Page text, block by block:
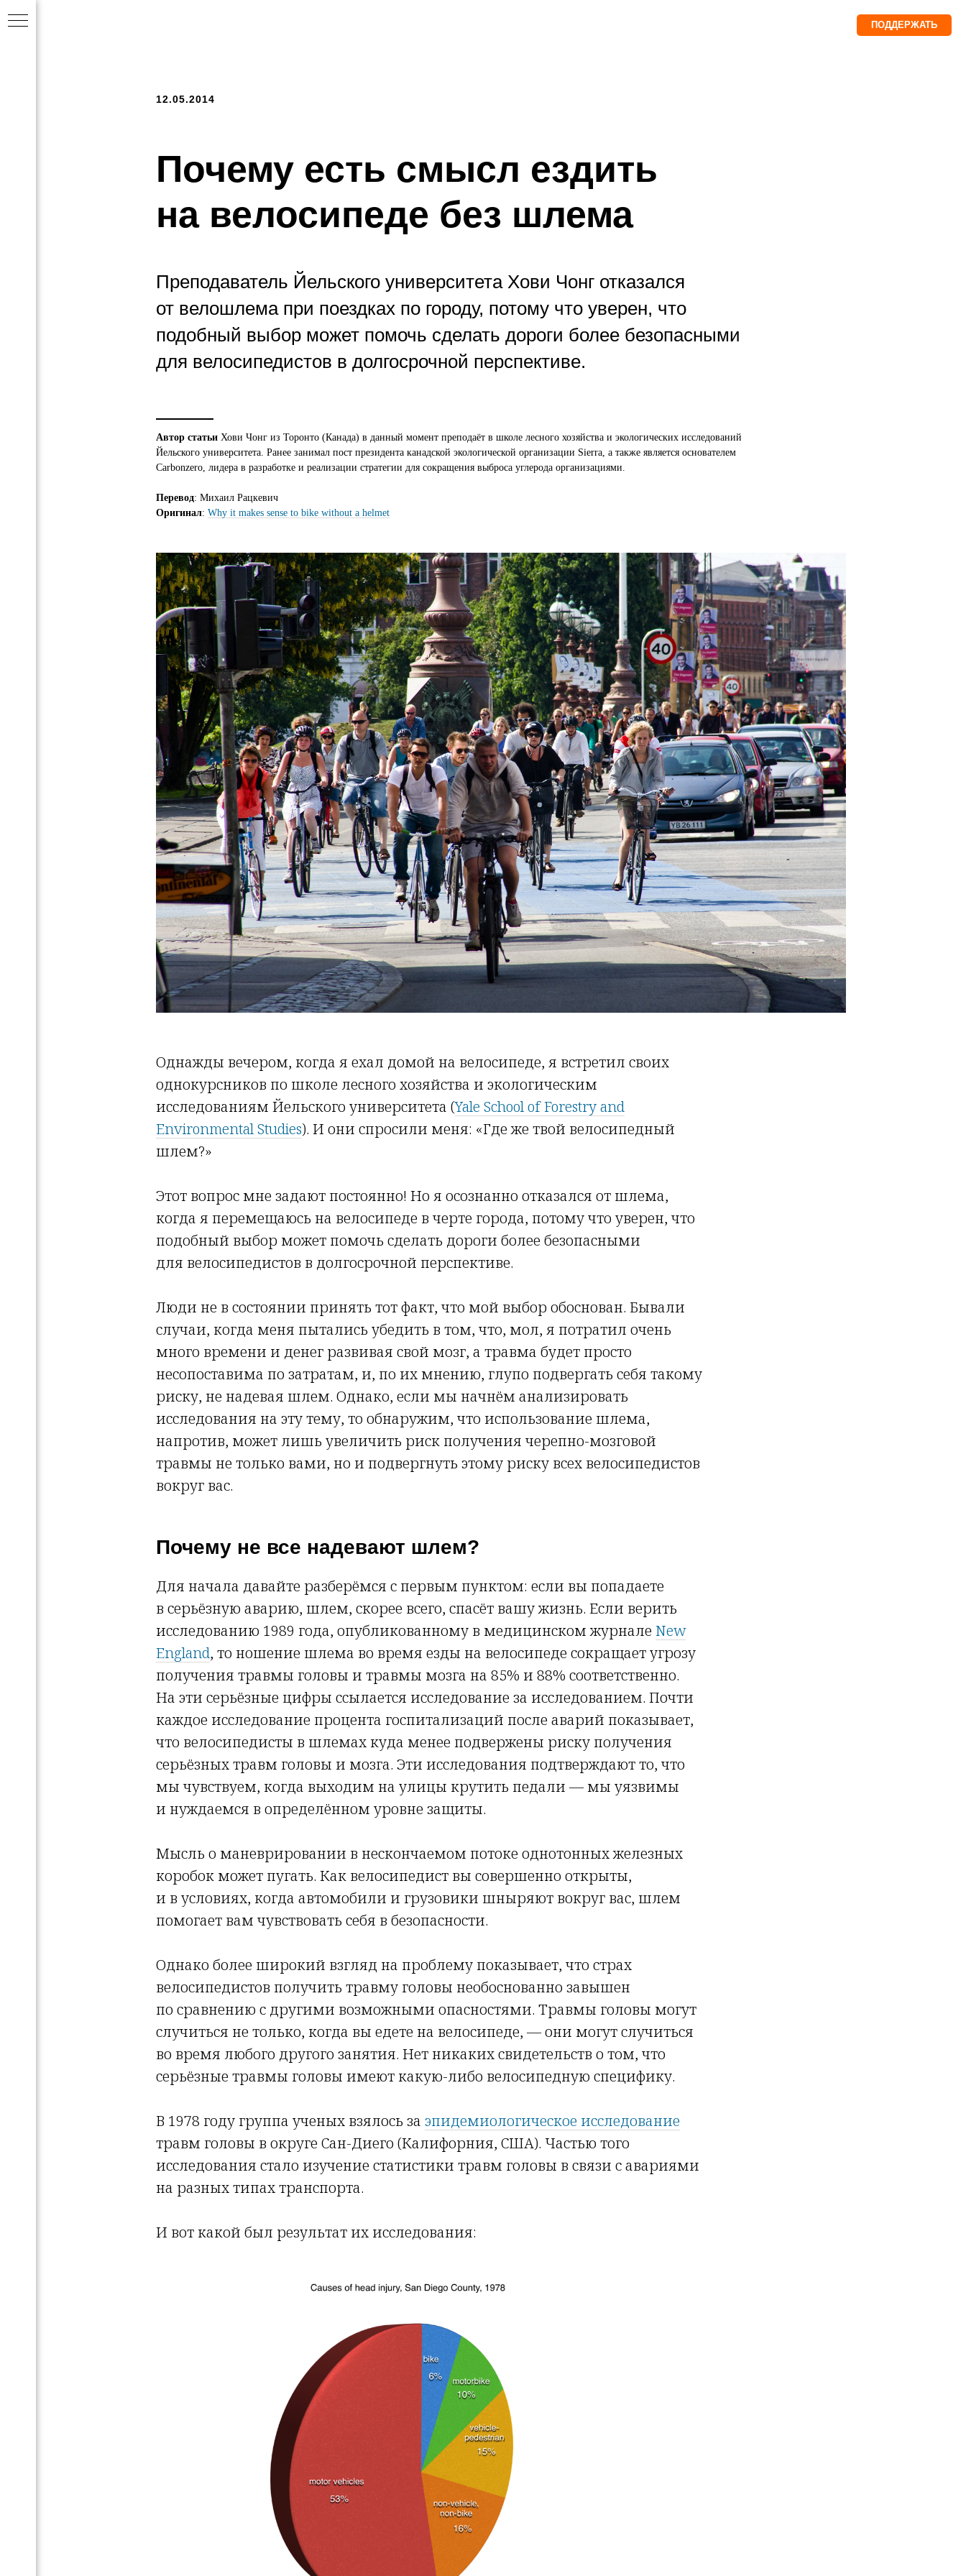
12.05.2014
Почему есть смысл ездить
на велосипеде без шлема
Преподаватель Йельского университета Хови Чонг отказался
от велошлема при поездках по городу, потому что уверен, что
подобный выбор может помочь сделать дороги более безопасными
для велосипедистов в долгосрочной перспективе.
Автор статьи Хови Чонг из Торонто (Канада) в данный момент преподаёт в школе лесного хозяйства и экологических исследований
Йельского университета. Ранее занимал пост президента канадской экологической организации Sierra, а также является основателем
Carbonzero, лидера в разработке и реализации стратегии для сокращения выброса углерода организациями.
Перевод: Михаил Рацкевич
Оригинал: Why it makes sense to bike without a helmet
Однажды вечером, когда я ехал домой на велосипеде, я встретил своих
однокурсников по школе лесного хозяйства и экологическим
исследованиям Йельского университета (Yale School of Forestry and
Environmental Studies). И они спросили меня: «Где же твой велосипедный
шлем?»
Этот вопрос мне задают постоянно! Но я осознанно отказался от шлема,
когда я перемещаюсь на велосипеде в черте города, потому что уверен, что
подобный выбор может помочь сделать дороги более безопасными
для велосипедистов в долгосрочной перспективе.
Люди не в состоянии принять тот факт, что мой выбор обоснован. Бывали
случаи, когда меня пытались убедить в том, что, мол, я потратил очень
много времени и денег развивая свой мозг, а травма будет просто
несопоставима по затратам, и, по их мнению, глупо подвергать себя такому
риску, не надевая шлем. Однако, если мы начнём анализировать
исследования на эту тему, то обнаружим, что использование шлема,
напротив, может лишь увеличить риск получения черепно-мозговой
травмы не только вами, но и подвергнуть этому риску всех велосипедистов
вокруг вас.
Почему не все надевают шлем?
Для начала давайте разберёмся с первым пунктом: если вы попадаете
в серьёзную аварию, шлем, скорее всего, спасёт вашу жизнь. Если верить
исследованию 1989 года, опубликованному в медицинском журнале New
England, то ношение шлема во время езды на велосипеде сокращает угрозу
получения травмы головы и травмы мозга на 85% и 88% соответственно.
На эти серьёзные цифры ссылается исследование за исследованием. Почти
каждое исследование процента госпитализаций после аварий показывает,
что велосипедисты в шлемах куда менее подвержены риску получения
серьёзных травм головы и мозга. Эти исследования подтверждают то, что
мы чувствуем, когда выходим на улицы крутить педали — мы уязвимы
и нуждаемся в определённом уровне защиты.
Мысль о маневрировании в нескончаемом потоке однотонных железных
коробок может пугать. Как велосипедист вы совершенно открыты,
и в условиях, когда автомобили и грузовики шныряют вокруг вас, шлем
помогает вам чувствовать себя в безопасности.
Однако более широкий взгляд на проблему показывает, что страх
велосипедистов получить травму головы необоснованно завышен
по сравнению с другими возможными опасностями. Травмы головы могут
случиться не только, когда вы едете на велосипеде, — они могут случиться
во время любого другого занятия. Нет никаких свидетельств о том, что
серьёзные травмы головы имеют какую-либо велосипедную специфику.
В 1978 году группа ученых взялось за эпидемиологическое исследование
травм головы в округе Сан-Диего (Калифорния, США). Частью того
исследования стало изучение статистики травм головы в связи с авариями
на разных типах транспорта.
И вот какой был результат их исследования:
ПОДДЕРЖАТЬ